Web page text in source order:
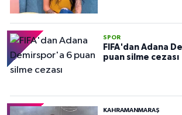
SPOR
FIFA'dan Adana
puan silme cezası
KAHRAMANMARAŞ